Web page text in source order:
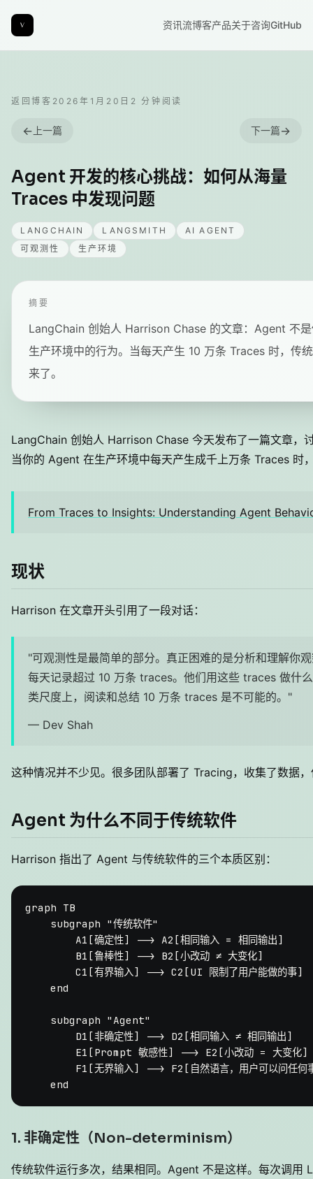
资讯流博客产品关于咨询GitHub
返回博客 2026年1月20日 2 分钟阅读
← 上一篇 下一篇→
Agent 开发的核心挑战：如何从海量
Traces 中发现问题
LANGCHAIN LANGSMITH
AI AGENT
可观测性
生产环境
摘要
LangChain 创始人 Harrison Chase 的文章：Agent 不
生产环境中的行为。当每天产生 10 万条 Traces 时，传
来了。
LangChain 创始人 Harrison Chase 今天发布了一篇文章，
当你的 Agent 在生产环境中每天产生成千上万条 Traces 时
From Traces to Insights: Understanding Agent
现状
Harrison 在文章开头引用了一段对话：
"可观测性是最简单的部分。真正困难的是分析和理解你
每天记录超过 10 万条 traces。他们用这些 traces 做什
类尺度上，阅读和总结 10 万条 traces 是不可能的。"
— Dev Shah
这种情况并不少见。很多团队部署了 Tracing，收集了数据
Agent 为什么不同于传统软件
Harrison 指出了 Agent 与传统软件的三个本质区别：
graph TB
    subgraph "传统软件"
        A1[确定性] --> A2[相同输入 = 相同输出]
        B1[鲁棒性] --> B2[小改动 ≠ 大变化]
        C1[有界输入] --> C2[UI 限制了用户能做的事]
    end
    subgraph "Agent"
        D1[非确定性] --> D2[相同输入 ≠ 相同输出]
        E1[Prompt 敏感性] --> E2[小改动 = 大变化]
F1[无界输入] --> F2[自然语言，用户可以问任何
1. 非确定性（Non-determinism）
传统软件运行多次，结果相同。Agent 不是这样。每次调用